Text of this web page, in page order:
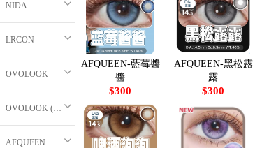
g
a
t
n
NIDA
LRCON
OVOLOOK
OVOLOOK (半年拋)
AFQUEEN
AFQUEEN-藍莓醬
醬
$300
AFQUEEN-黑松露
露
$300